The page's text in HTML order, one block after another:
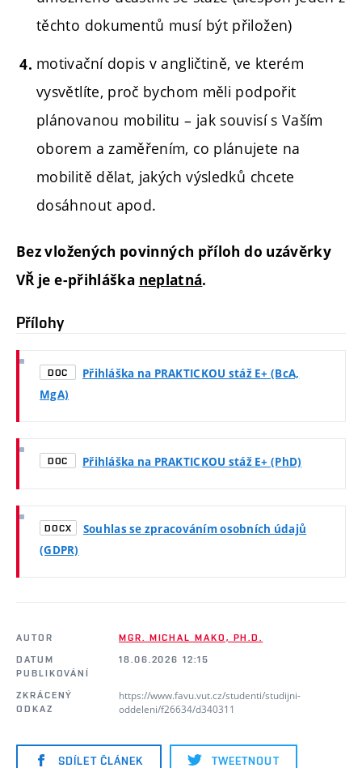
těchto dokumentů musí být přiložen)
motivační dopis v angličtině, ve kterém
vysvětlíte, proč bychom měli podpořit
plánovanou mobilitu – jak souvisí s Vaším
oborem a zaměřením, co plánujete na
mobilitě dělat, jakých výsledků chcete
dosáhnout apod.
Bez vložených povinných příloh do uzávěrky
VŘ je e-přihláška neplatná.
Přílohy
DOC
Přihláška na PRAKTICKOU stáž E+ (BcA,
MgA)
DOC Přihláška na PRAKTICKOU stáž E+ (PhD)
DOCX
Souhlas se zpracováním osobních údajů
(GDPR)
AUTOR
MGR. MICHAL MAKO, PH.D.
DATUM
PUBLIKOVÁNÍ
18.06.2026 12:15
ZKRÁCENÝ
ODKAZ
https://www.favu.vut.cz/studenti/studijni-
oddeleni/f26634/d340311
SDÍLET ČLÁNEK TWEETNOUT